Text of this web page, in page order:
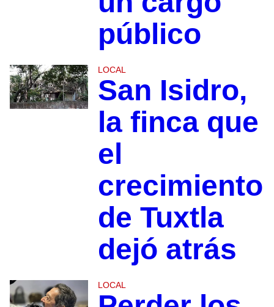
público
LOCAL
San Isidro,
la finca que
el
crecimiento
de Tuxtla
dejó atrás
LOCAL